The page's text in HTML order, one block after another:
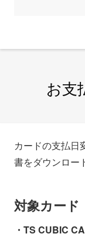
お支
カードの支払日
書をダウンロー
対象カード
・TS CUBIC